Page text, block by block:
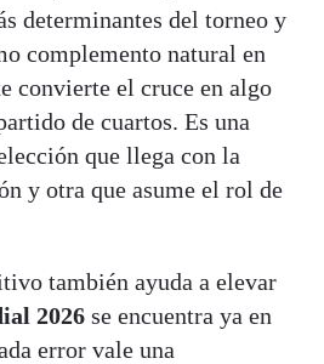
determinantes del torneo y
complemento natural en
convierte el cruce en algo
de cuartos. Es una
que llega con la
y otra que asume el rol de
también ayuda a elevar
2026 se encuentra ya en
error vale una